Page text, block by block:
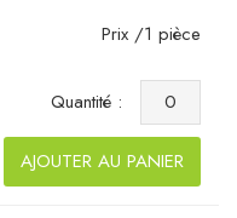
Prix /1 pièce
Quantité :
AJOUTER AU PANIER